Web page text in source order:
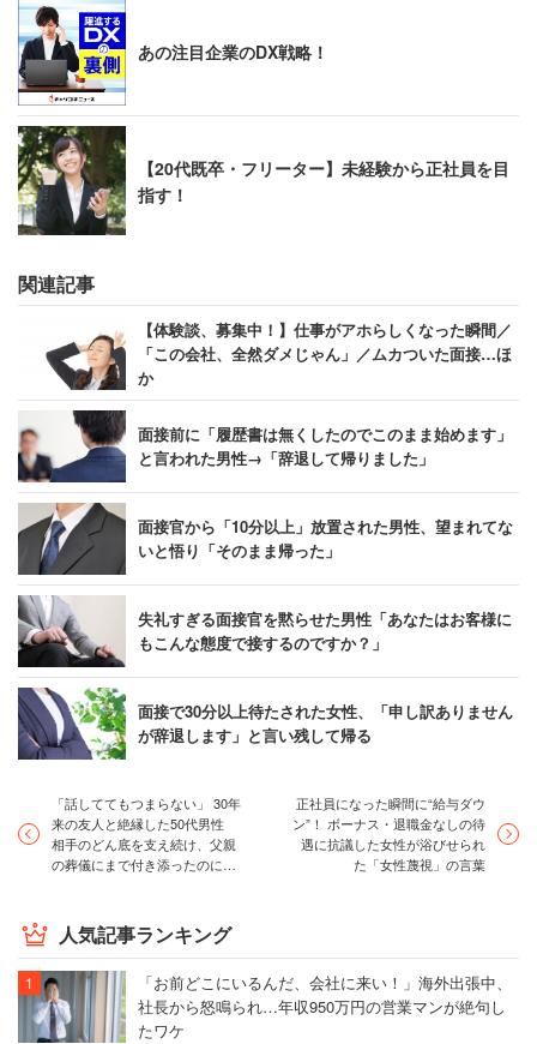
あの注目企業のDX戦略！
【20代既卒・フリーター】未経験から正社員を目
指す！
関連記事
【体験談、募集中！】仕事がアホらしくなった瞬間／
「この会社、全然ダメじゃん」／ムカついた面接…ほ
か
面接前に「履歴書は無くしたのでこのまま始めます」
と言われた男性→「辞退して帰りました」
面接官から「10分以上」放置された男性、望まれてな
いと悟り「そのまま帰った」
失礼すぎる面接官を黙らせた男性「あなたはお客様に
もこんな態度で接するのですか？」
面接で30分以上待たされた女性、「申し訳ありません
が辞退します」と言い残して帰る
「話しててもつまらない」 30年
来の友人と絶縁した50代男性
相手のどん底を支え続け、父親
の葬儀にまで付き添ったのに…
正社員になった瞬間に“給与ダウ
ン”！ ボーナス・退職金なしの待
遇に抗議した女性が浴びせられ
た「女性蔑視」の言葉
人気記事ランキング
「お前どこにいるんだ、会社に来い！」海外出張中、
社長から怒鳴られ…年収950万円の営業マンが絶句し
たワケ